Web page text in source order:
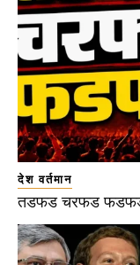
देश वर्तमान
तडफड चरफड